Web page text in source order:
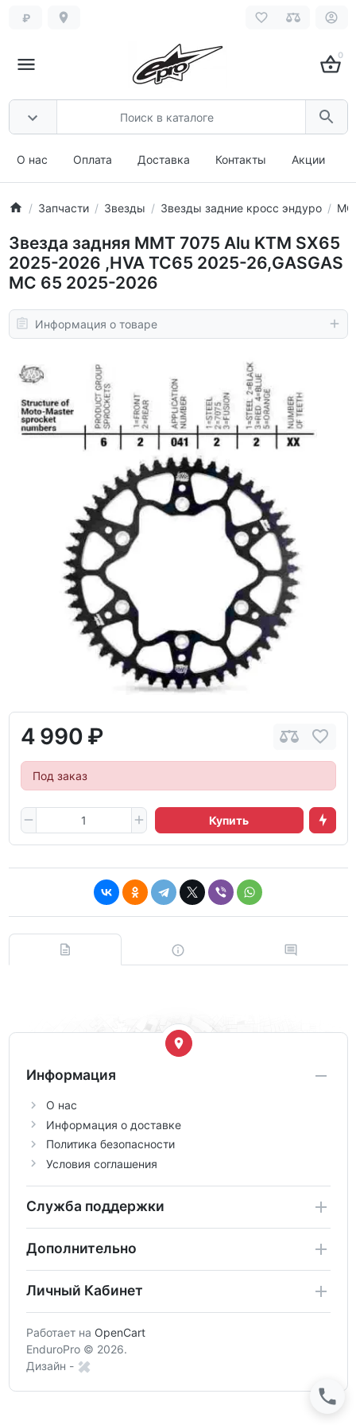
₽
0
О нас Оплата Доставка Контакты Акции
Запчасти Звезды Звезды задние кросс эндуро
Звезда задняя MMT 7075 Alu KTM SX65
2025-2026 ,HVA TC65 2025-26,GASGAS
MC 65 2025-2026
Информация о товаре
4 990 ₽
Под заказ
Купить
Информация
О нас
Информация о доставке
Политика безопасности
Условия соглашения
Служба поддержки
Дополнительно
Личный Кабинет
Работает на OpenCart
EnduroPro © 2026.
Дизайн -